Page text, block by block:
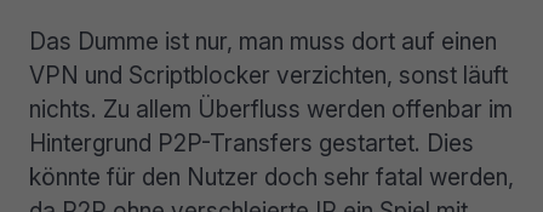
Das Dumme ist nur, man muss dort auf einen
VPN und Scriptblocker verzichten, sonst läuft
nichts. Zu allem Überfluss werden offenbar im
Hintergrund P2P-Transfers gestartet. Dies
könnte für den Nutzer doch sehr fatal werden,